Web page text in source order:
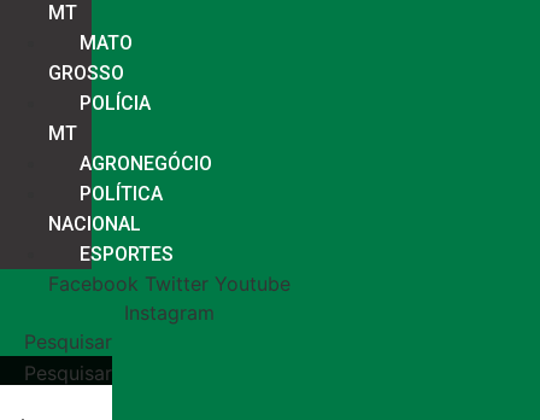
MT
MATO
GROSSO
POLÍCIA
MT
AGRONEGÓCIO
POLÍTICA
NACIONAL
ESPORTES
Facebook Twitter Youtube
Instagram
Pesquisar
Pesquisar